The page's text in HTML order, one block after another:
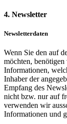
4. Newsletter
Newsletterdaten
Wenn Sie den auf
möchten,
Informationen,
Inhaber der
Empfang des
nicht bzw. nur auf
verwenden wir
Informationen und